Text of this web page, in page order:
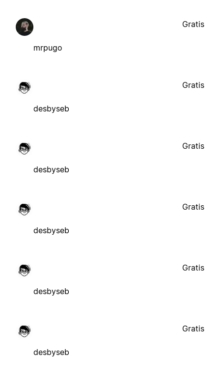
mrpugo
Gratis
desbyseb
Gratis
desbyseb
Gratis
desbyseb
Gratis
desbyseb
Gratis
desbyseb
Gratis